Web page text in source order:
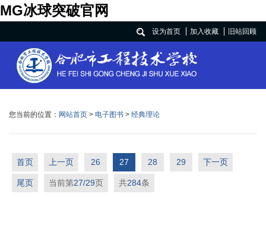
MG冰球突破官网
设为首页 加入收藏 旧站回顾
您当前的位置： 网站首页 > 电子图书 > 经典理论
首页 上一页 26 27 28 29 下一页
尾页 当前第27/29页 共284条